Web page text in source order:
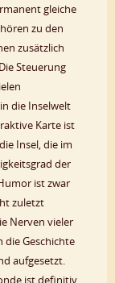
gleiche
zu den
zusätzlich
Steuerung
die Inselwelt
Karte ist
Insel, die im
der
ist zwar
zuletzt
Nerven vieler
die Geschichte
aufgesetzt.
ist definitiv